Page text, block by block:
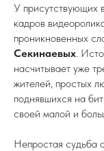
У присутствующих
кадров
проникновенных
Секинаевых.
насчитывает уже
жителей, простых
поднявшихся на
своей малой и
Непростая судьба